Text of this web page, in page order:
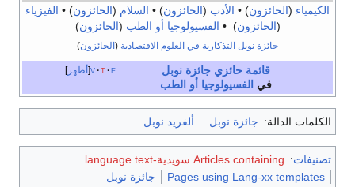
الكيمياء ( الحائزون) • الأدب ( الحائزون) • السلام ( الحائزون) • الفيزياء
( الحائزون) • الفسيولوجيا أو الطب ( الحائزون)
جائزة نوبل التذكارية في العلوم الاقتصادية ( الحائزون)
أظهر v t e قائمة حائزي جائزة نوبل
في الفسيولوجيا أو الطب
الكلمات الدالة: جائزة نوبل ألفريد نوبل
تصنيفات: Articles containing سويدية-language text
Pages using Lang-xx templates
جائزة نوبل